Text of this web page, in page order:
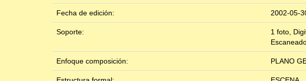
Fecha de edición: 2002-05-
Soporte:
1 foto,
Enfoque composición: PLANO